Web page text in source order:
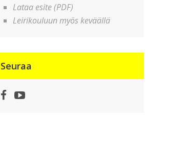
Lataa esite (PDF)
Leirikouluun myös keväällä
Seuraa
Facebook
YouTube